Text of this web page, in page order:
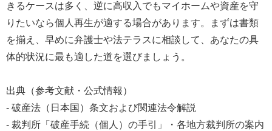
きるケースは多く、逆に高収入でもマイホームや資産を守
りたいなら個人再生が適する場合があります。まずは書類
を揃え、早めに弁護士や法テラスに相談して、あなたの具
体的状況に最も適した道を選びましょう。
出典（参考文献・公式情報）
- 破産法（日本国）条文および関連法令解説
- 裁判所「破産手続（個人）の手引」・各地方裁判所の案内